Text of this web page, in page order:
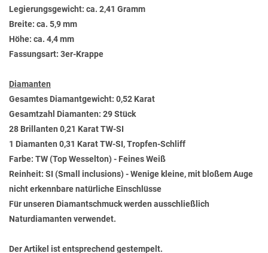
Legierungsgewicht: ca. 2,41 Gramm
Breite: ca. 5,9 mm
Höhe: ca. 4,4 mm
Fassungsart: 3er-Krappe
Diamanten
Gesamtes Diamantgewicht: 0,52 Karat
Gesamtzahl Diamanten: 29 Stück
28 Brillanten 0,21 Karat TW-SI
1 Diamanten 0,31 Karat TW-SI, Tropfen-Schliff
Farbe: TW (Top Wesselton) - Feines Weiß
Reinheit: SI (Small inclusions) - Wenige kleine, mit bloßem Auge
nicht erkennbare natürliche Einschlüsse
Für unseren Diamantschmuck werden ausschließlich
Naturdiamanten verwendet.
Der Artikel ist entsprechend gestempelt.